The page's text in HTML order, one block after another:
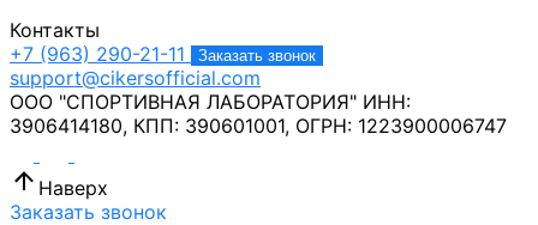
Контакты
+7 (963) 290-21-11
Заказать звонок
support@cikersofficial.com
ООО "СПОРТИВНАЯ ЛАБОРАТОРИЯ" ИНН:
3906414180, КПП: 390601001, ОГРН: 1223900006747
Наверх
Заказать звонок